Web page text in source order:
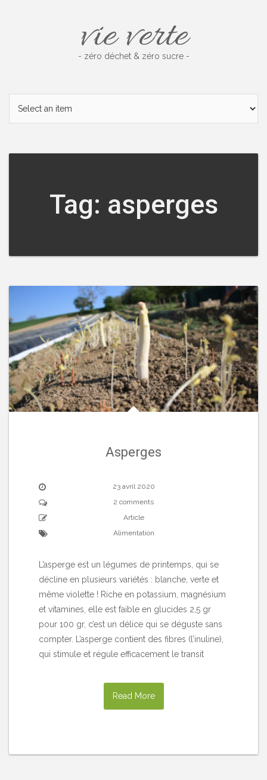
vie verte
- zéro déchet & zéro sucre -
Tag: asperges
Asperges
23 avril 2020
2 comments
Article
Alimentation
L’asperge est un légumes de printemps, qui se
décline en plusieurs variétés : blanche, verte et
même violette ! Riche en potassium, magnésium
et vitamines, elle est faible en glucides 2,5 gr
pour 100 gr, c’est un délice qui se déguste sans
compter. L’asperge contient des fibres (l’inuline),
qui stimule et régule efficacement le transit
Read More